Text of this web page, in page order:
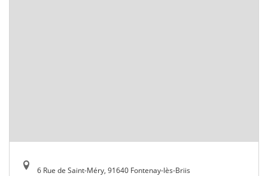
6 Rue de Saint-Méry, 91640 Fontenay-lès-Briis